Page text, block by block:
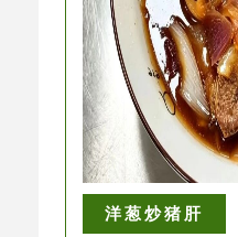
洋葱炒猪肝